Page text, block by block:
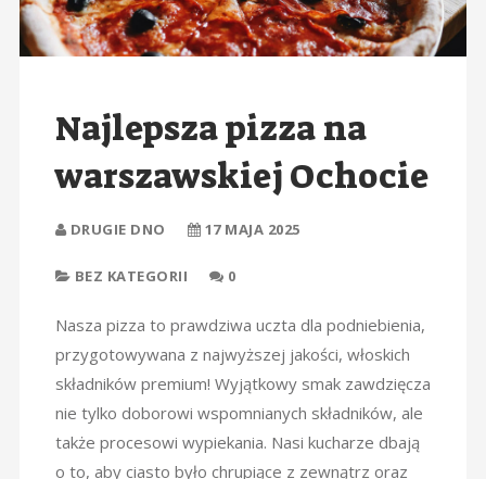
Najlepsza pizza na
warszawskiej Ochocie
DRUGIE DNO 17 MAJA 2025
BEZ KATEGORII 0
Nasza pizza to prawdziwa uczta dla podniebienia,
przygotowywana z najwyższej jakości, włoskich
składników premium! Wyjątkowy smak zawdzięcza
nie tylko doborowi wspomnianych składników, ale
także procesowi wypiekania. Nasi kucharze dbają
o to, aby ciasto było chrupiące z zewnątrz oraz